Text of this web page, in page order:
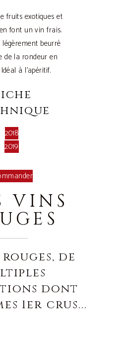
fruits exotiques et
font un vin frais.
beurré
de la rondeur en
à l’apéritif.
2018
2019
VINS
de
dont
1er crus...